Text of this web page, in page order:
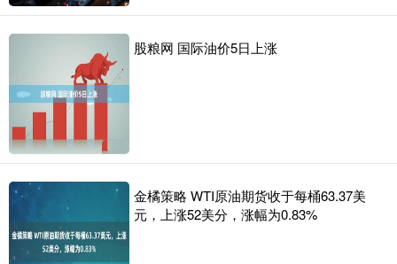
股粮网 国际油价5日上涨
金橘策略 WTI原油期货收于每桶63.37美
元，上涨52美分，涨幅为0.83%